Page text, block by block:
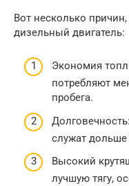
Вот несколько
дизельный двигатель:
Экономия
потребляют
пробега.
служат
Высокий
лучшую тягу,